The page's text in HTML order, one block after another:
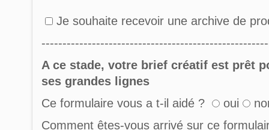
Je souhaite recevoir une archive de
A ce stade, votre brief créatif est prêt
ses grandes lignes
Ce formulaire vous a t-il aidé ?
oui
Comment êtes-vous arrivé sur ce